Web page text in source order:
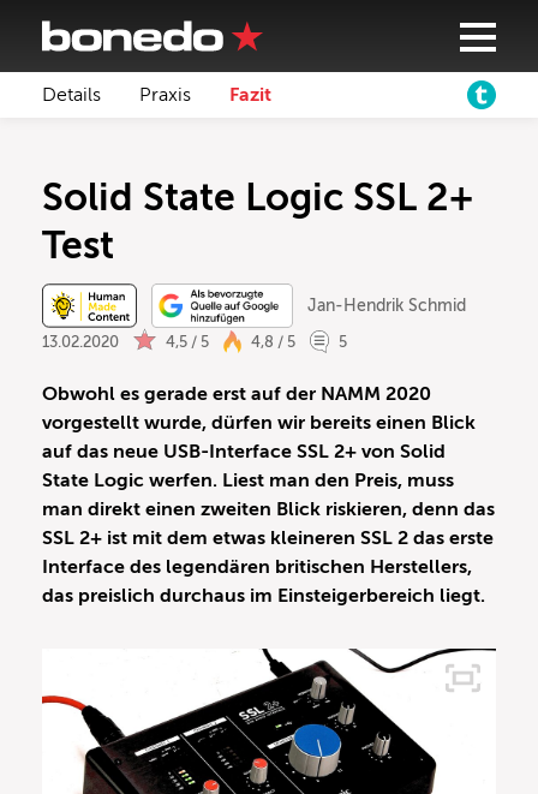
Details Praxis Fazit
Solid State Logic SSL 2+
Test
Jan-Hendrik Schmid
13.02.2020 4,5 / 5 4,8 / 5 5
Obwohl es gerade erst auf der NAMM 2020
vorgestellt wurde, dürfen wir bereits einen Blick
auf das neue USB-Interface SSL 2+ von Solid
State Logic werfen. Liest man den Preis, muss
man direkt einen zweiten Blick riskieren, denn das
SSL 2+ ist mit dem etwas kleineren SSL 2 das erste
Interface des legendären britischen Herstellers,
das preislich durchaus im Einsteigerbereich liegt.